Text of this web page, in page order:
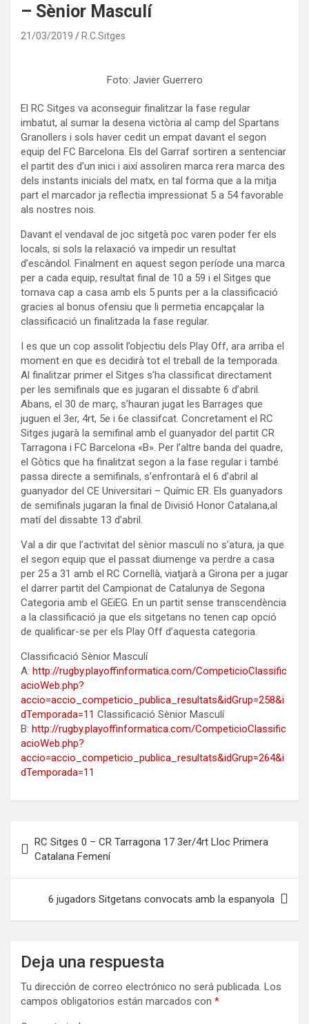
– Sènior Masculí
21/03/2019 R.C.Sitges
Foto: Javier Guerrero
El RC Sitges va aconseguir finalitzar la fase regular
imbatut, al sumar la desena victòria al camp del Spartans
Granollers i sols haver cedit un empat davant el segon
equip del FC Barcelona. Els del Garraf sortiren a sentenciar
el partit des d’un inici i així assoliren marca rera marca des
dels instants inicials del matx, en tal forma que a la mitja
part el marcador ja reflectia impressionat 5 a 54 favorable
als nostres nois.
Davant el vendaval de joc sitgetà poc varen poder fer els
locals, si sols la relaxació va impedir un resultat
d’escàndol. Finalment en aquest segon període una marca
per a cada equip, resultat final de 10 a 59 i el Sitges que
tornava cap a casa amb els 5 punts per a la classificació
gracies al bonus ofensiu que li permetia encapçalar la
classificació un finalitzada la fase regular.
I es que un cop assolit l’objectiu dels Play Off, ara arriba el
moment en que es decidirà tot el treball de la temporada.
Al finalitzar primer el Sitges s’ha classificat directament
per les semifinals que es jugaran el dissabte 6 d’abril.
Abans, el 30 de març, s’hauran jugat les Barrages que
juguen el 3er, 4rt, 5e i 6e classifcat. Concretament el RC
Sitges jugarà la semifinal amb el guanyador del partit CR
Tarragona i FC Barcelona «B». Per l’altre banda del quadre,
el Gòtics que ha finalitzat segon a la fase regular i també
passa directe a semifinals, s’enfrontarà el 6 d’abril al
guanyador del CE Universitari – Químic ER. Els guanyadors
de semifinals jugaran la final de Divisió Honor Catalana,al
matí del dissabte 13 d’abril.
Val a dir que l’activitat del sènior masculí no s’atura, ja que
el segon equip que el passat diumenge va perdre a casa
per 25 a 31 amb el RC Cornellà, viatjarà a Girona per a jugar
el darrer partit del Campionat de Catalunya de Segona
Categoria amb el GEiEG. En un partit sense transcendència
a la classificació ja que els sitgetans no tenen cap opció
de qualificar-se per els Play Off d’aquesta categoria.
Classificació Sènior Masculí
A: http://rugby.playoffinformatica.com/CompeticioClassific
acioWeb.php?
accio=accio_competicio_publica_resultats&idGrup=258&i
dTemporada=11 Classificació Sènior Masculí
B: http://rugby.playoffinformatica.com/CompeticioClassific
acioWeb.php?
accio=accio_competicio_publica_resultats&idGrup=264&i
dTemporada=11
de
entradas
RC Sitges 0 – CR Tarragona 17 3er/4rt Lloc Primera
Catalana Femení
6 jugadors Sitgetans convocats amb la espanyola
Deja una respuesta
Tu dirección de correo electrónico no será publicada. Los
campos obligatorios están marcados con *